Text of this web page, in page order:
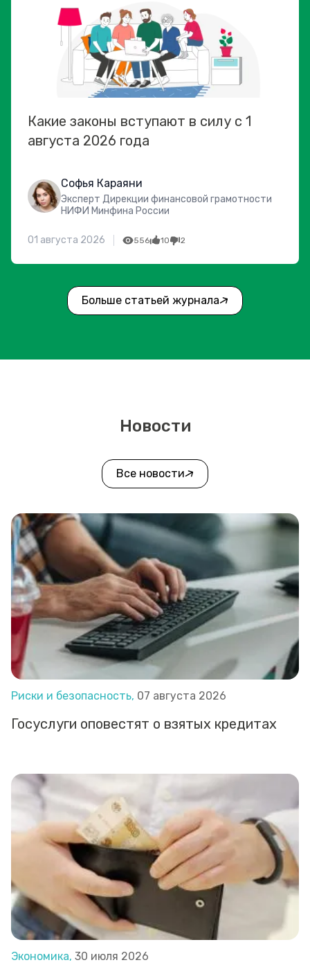
Какие законы вступают в силу с 1
августа 2026 года
Софья Караяни
Эксперт Дирекции финансовой грамотности
НИФИ Минфина России
01 августа 2026 556 10 2
Больше статьей журнала
Новости
Все новости
Риски и безопасность, 07 августа 2026
Госуслуги оповестят о взятых кредитах
Экономика, 30 июля 2026